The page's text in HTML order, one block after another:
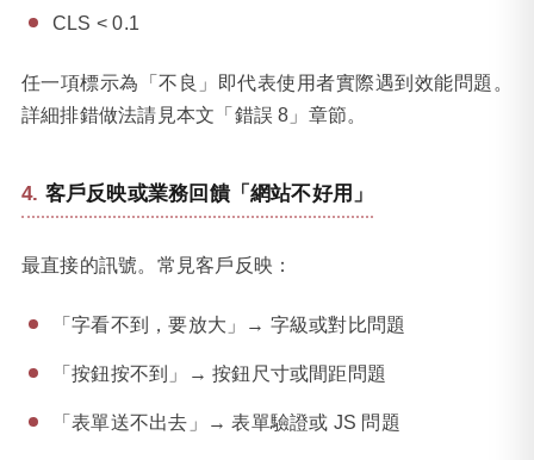
CLS < 0.1
任一項標示為「不良」即代表使用者實際遇到效能問題。
詳細排錯做法請見本文「錯誤 8」章節。
客戶反映或業務回饋「網站不好用」
最直接的訊號。常見客戶反映：
「字看不到，要放大」→ 字級或對比問題
「按鈕按不到」→ 按鈕尺寸或間距問題
「表單送不出去」→ 表單驗證或 JS 問題